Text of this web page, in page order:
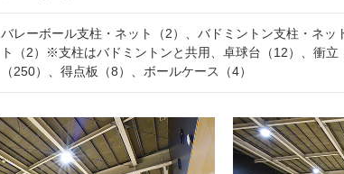
バレーボール支柱・ネット（2）、バドミントン支柱・ネッ
ト（2）※支柱はバドミントンと共用、卓球台（12）、衝
（250）、得点板（8）、ボールケース（4）